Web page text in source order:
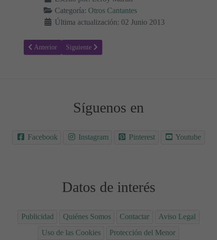
Categoría: Otros Cantantes
Última actualización: 02 Junio 2013
Artículo anterior: Que tinguem sort de Lluís Llach, canción de la
Anterior Artículo siguiente: Let her go - Passenger
Siguiente
Síguenos en
Facebook Instagram Pinterest Youtube
Datos de interés
Publicidad Quiénes Somos Contactar
Aviso Legal
Uso de las Cookies
Protección del Menor